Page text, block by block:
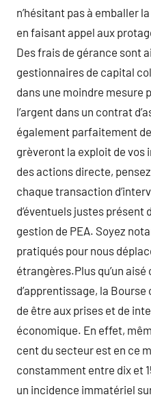
n’hésitant pas à emballer
en faisant appel aux
Des frais de gérance sont
gestionnaires de capital
dans une moindre mesure
l’argent dans un contrat
également parfaitement
grèveront la exploit de vos
des actions directe,
chaque transaction
d’éventuels justes présent
gestion de PEA. Soyez
pratiqués pour nous
étrangères.Plus qu’un
d’apprentissage, la
de être aux prises et de
économique. En effet,
cent du secteur est en ce
constamment entre dix et
un incidence immatériel